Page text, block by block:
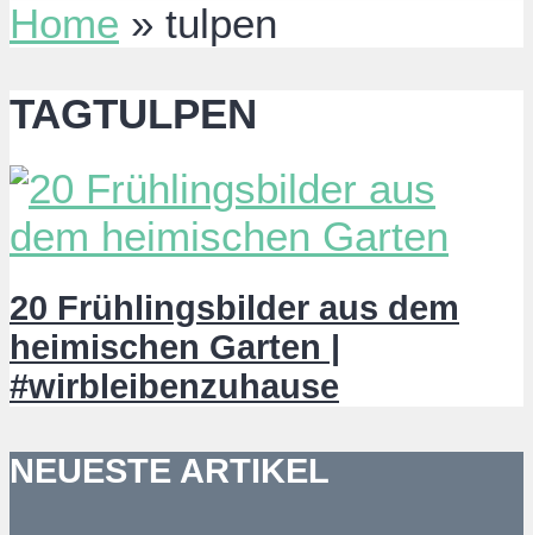
Home » tulpen
TAGTULPEN
20 Frühlingsbilder aus dem
heimischen Garten |
#wirbleibenzuhause
NEUESTE ARTIKEL